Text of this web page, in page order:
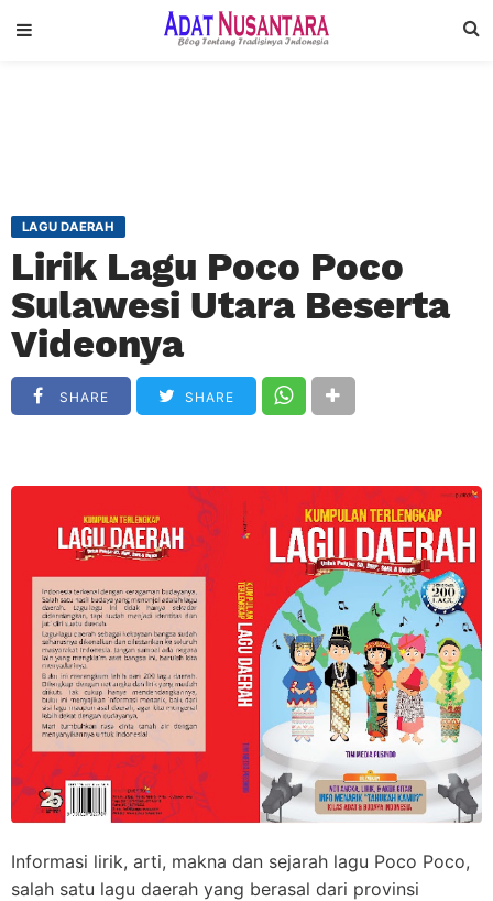
LAGU DAERAH
Lirik Lagu Poco Poco
Sulawesi Utara Beserta
Videonya
SHARE SHARE
Informasi lirik, arti, makna dan sejarah lagu Poco Poco,
salah satu lagu daerah yang berasal dari provinsi